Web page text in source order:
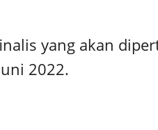
yang akan
2022.